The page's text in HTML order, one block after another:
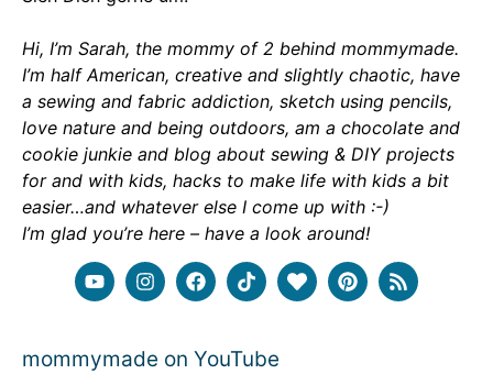
Hi, I’m Sarah, the mommy of 2 behind mommymade.
I’m half American, creative and slightly chaotic, have
a sewing and fabric addiction, sketch using pencils,
love nature and being outdoors, am a chocolate and
cookie junkie and blog about sewing & DIY projects
for and with kids, hacks to make life with kids a bit
easier…and whatever else I come up with :-)
I’m glad you’re here – have a look around!
mommymade on YouTube